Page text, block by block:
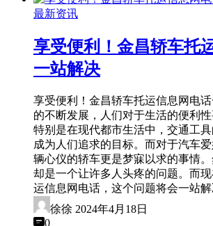
最新资讯
享受便利！金昌轿车托
一站解决
享受便利！金昌轿车托运信息网电
的不断发展，人们对于生活的便利性
特别是在现代都市生活中，交通工
成为人们追求的目标。而对于汽车
辆心仪的轿车更是梦寐以求的事情
却是一个让许多人头疼的问题。而
运信息网电话，这个问题将会一站解
徐徐 2024年4月18日
0